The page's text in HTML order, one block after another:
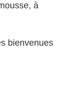
à
bienvenues